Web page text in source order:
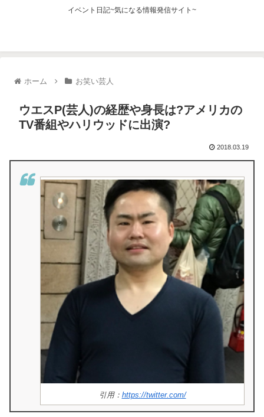
イベント日記~気になる情報発信サイト~
ホーム お笑い芸人
ウエスP(芸人)の経歴や身長は?アメリカの
TV番組やハリウッドに出演?
2018.03.19
引用： https://twitter.com/